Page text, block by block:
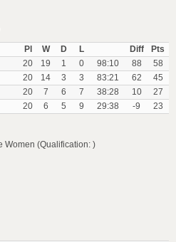
Pl W D L Diff
Pts
20 19 1 0 98:10 88
58
20 14 3 3 83:21 62
45
20 7 6 7 38:28 10
27
20 6 5 9 29:38 -9 23
Women (Qualification: )